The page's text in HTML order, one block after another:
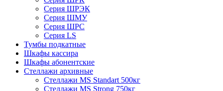
Серия ШРЭК
Серия ШМУ
Серия ШРС
Серия LS
Тумбы подкатные
Шкафы кассира
Шкафы абонентские
Стеллажи архивные
Стеллажи MS Standart 500кг
Стеллажи MS Strong 750кг